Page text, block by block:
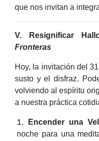
que nos invitan a
V. Resignificar
Fronteras
Hoy, la invitación del
susto y el disfraz.
volviendo al espíritu
a nuestra práctica
Encender una
noche para una